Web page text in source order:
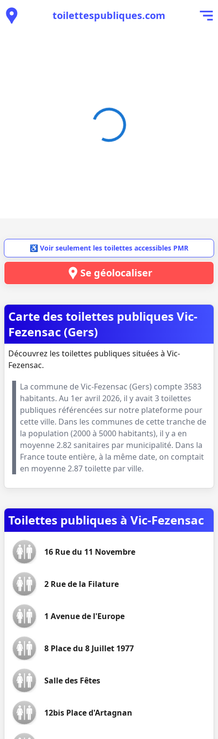
toilettespubliques.com
♿ Voir seulement les toilettes accessibles PMR
Se géolocaliser
Carte des toilettes publiques Vic-
Fezensac (Gers)
Découvrez les toilettes publiques situées à Vic-
Fezensac.
La commune deVic-Fezensac (Gers) compte3583
habitants. Au 1er avril 2026, il y avait3toilettes
publiques référencées sur notre plateforme pour
cette ville. Dans les communes de cette tranche de
la population (2000 à 5000 habitants), il y a en
moyenne2.82 sanitaires par municipalité. Dans la
France toute entière, à la même date, on comptait
en moyenne2.87toilette par ville.
Toilettes publiques à Vic-Fezensac
16 Rue du 11 Novembre
2 Rue de la Filature
1 Avenue de l'Europe
8 Place du 8 Juillet 1977
Salle des Fêtes
12bis Place d'Artagnan